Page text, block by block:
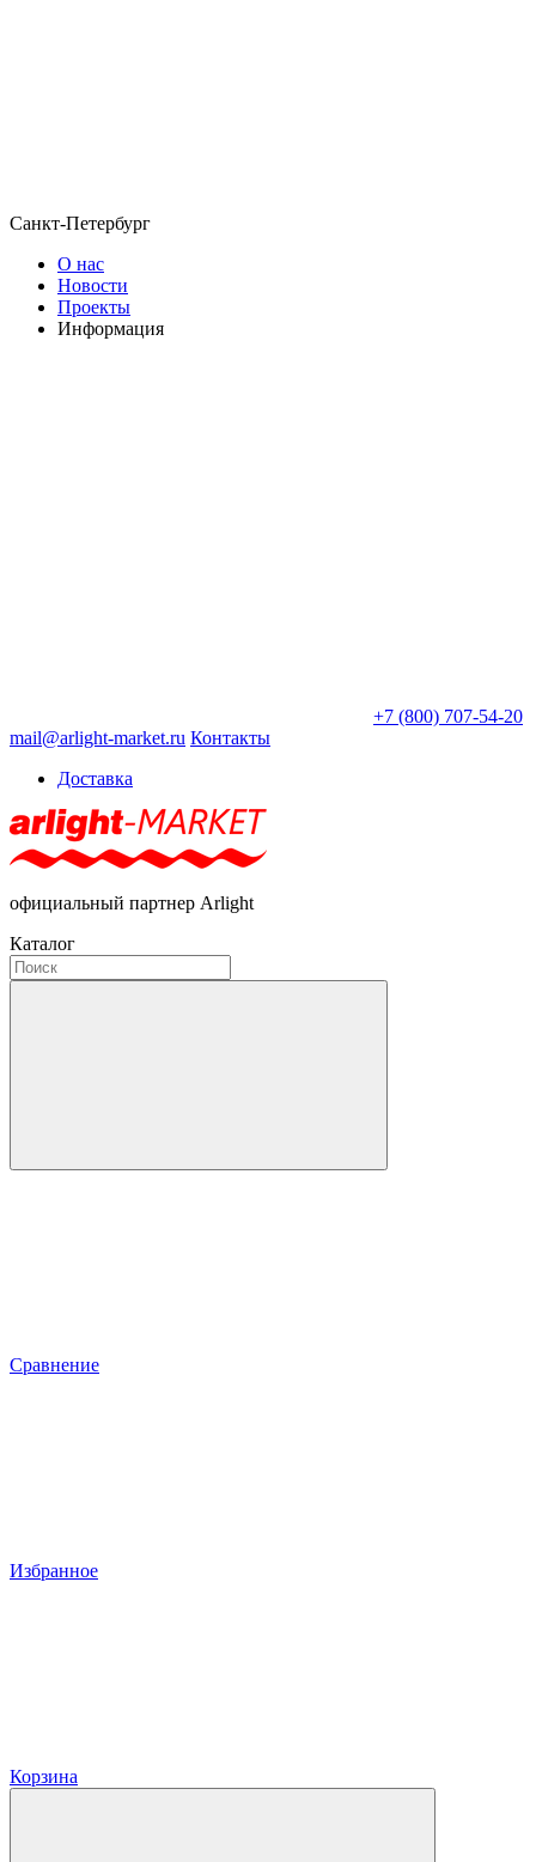
Санкт-Петербург
О нас
Новости
Проекты
Информация
+7 (800) 707-54-20
mail@arlight-market.ru Контакты
Доставка
официальный партнер Arlight
Каталог
Сравнение
Избранное
Корзина